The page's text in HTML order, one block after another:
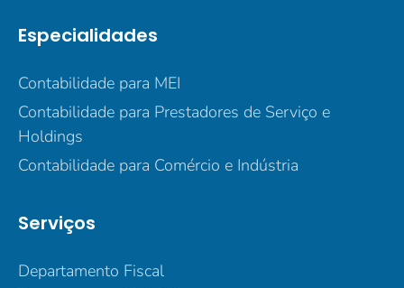
Especialidades
Contabilidade para MEI
Contabilidade para Prestadores de Serviço e
Holdings
Contabilidade para Comércio e Indústria
Serviços
Departamento Fiscal